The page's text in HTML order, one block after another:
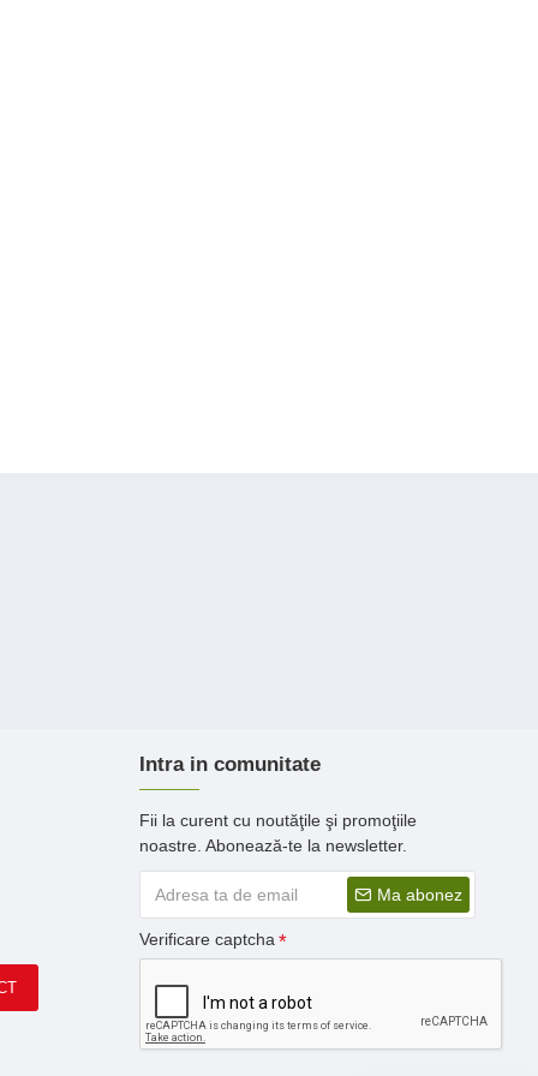
Intra in comunitate
Fii la curent cu noutăţile şi promoţiile
noastre. Abonează-te la newsletter.
Ma abonez
Verificare captcha